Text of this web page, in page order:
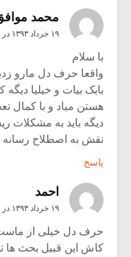
محمد
۱۹ خرداد ۱۳۹۳ در ۱۱:۱۳ ق٫ظ
با سلام
واقعا حرف دل مارو
بابک بیات و خیلیا
هستن میاد و با کمال
دیگه باید به مشکلات
نقش به اصطلاح رسانه
پاسخ
احمد
۱۹ خرداد ۱۳۹۳ در ۱۱:۲۶ ق٫ظ
حرف دل خیلی از
کاش این قبیل بحث ها